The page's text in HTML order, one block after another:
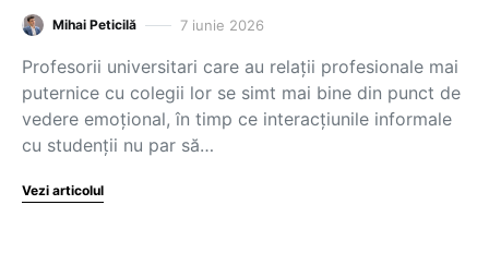
Mihai Peticilă 7 iunie 2026
Profesorii universitari care au relații profesionale mai
puternice cu colegii lor se simt mai bine din punct de
vedere emoțional, în timp ce interacțiunile informale
cu studenții nu par să…
Vezi articolul